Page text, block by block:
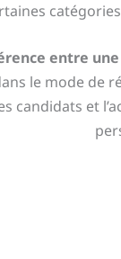
entre
le mode de
candidats et